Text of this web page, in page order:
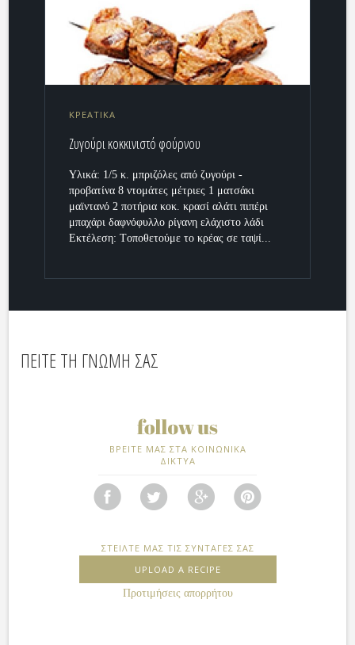
ΚΡΕΑΤΙΚΑ
Ζυγούρι κοκκινιστό φούρνου
Υλικά: 1/5 κ. μπριζόλες από ζυγούρι -
προβατίνα 8 ντομάτες μέτριες 1 ματσάκι
μαϊντανό 2 ποτήρια κοκ. κρασί αλάτι πιπέρι
μπαχάρι δαφνόφυλλο ρίγανη ελάχιστο λάδι
Εκτέλεση: Τoποθετούμε το κρέας σε ταψί...
ΠΕΙΤΕ ΤΗ ΓΝΩΜΗ ΣΑΣ
ΒΡΕΙΤΕ ΜΑΣ ΣΤΑ ΚΟΙΝΩΝΙΚΑ
ΔΙΚΤΥΑ
ΣΤΕΙΛΤΕ ΜΑΣ ΤΙΣ ΣΥΝΤΑΓΕΣ ΣΑΣ
UPLOAD A RECIPE
Προτιμήσεις απορρήτου